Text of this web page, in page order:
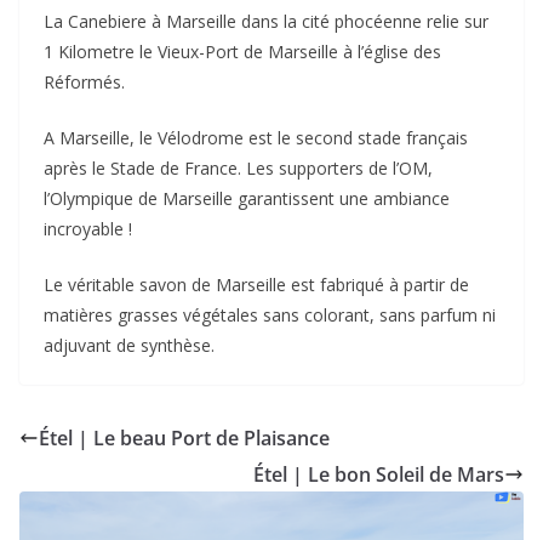
La Canebiere à Marseille dans la cité phocéenne relie sur
1 Kilometre le Vieux-Port de Marseille à l’église des
Réformés.
A Marseille, le Vélodrome est le second stade français
après le Stade de France. Les supporters de l’OM,
l’Olympique de Marseille garantissent une ambiance
incroyable !
Le véritable savon de Marseille est fabriqué à partir de
matières grasses végétales sans colorant, sans parfum ni
adjuvant de synthèse.
Étel | Le beau Port de Plaisance
Étel | Le bon Soleil de Mars